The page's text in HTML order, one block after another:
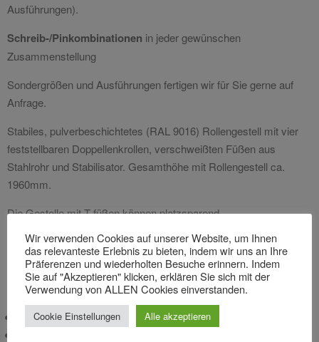
Ausführungen).
Schreib-/Pinkombinationen in jeder gewünschen
Zusammenstellung
Sondergrößen und Ausführungen fertigen wir für Sie gerne auf
Anfrage.
Stabiles, pulverbeschichtetes (RAL 9016) Rollengestell mit vier
feststellbaren Doppellenkrollen, verschweißten Füßen aus
Stahlrohr und Stabilisator. Gesamthöhe mit Rollengestell ca.
1960mm.
Die Gestelle mit T-füßen können platzsparend
Zubehör (optional):
Überhängetafel ÜHT, mobil
Wir verwenden Cookies auf unserer Website, um Ihnen
das relevanteste Erlebnis zu bieten, indem wir uns an Ihre
Präferenzen und wiederholten Besuche erinnern. Indem
Sie auf "Akzeptieren" klicken, erklären Sie sich mit der
Verwendung von ALLEN Cookies einverstanden.
Cookie Einstellungen Alle akzeptieren